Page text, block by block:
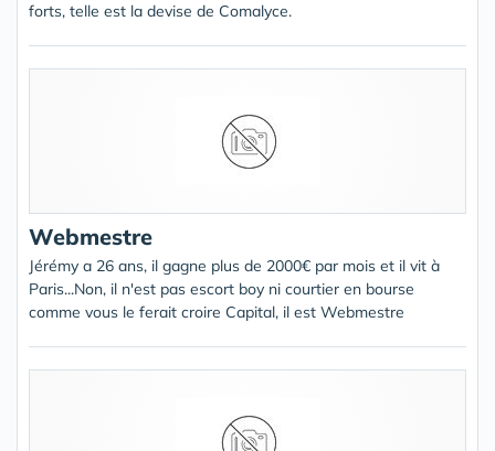
forts, telle est la devise de Comalyce.
Webmestre
Jérémy a 26 ans, il gagne plus de 2000€ par mois et il vit à
Paris...Non, il n'est pas escort boy ni courtier en bourse
comme vous le ferait croire Capital, il est Webmestre